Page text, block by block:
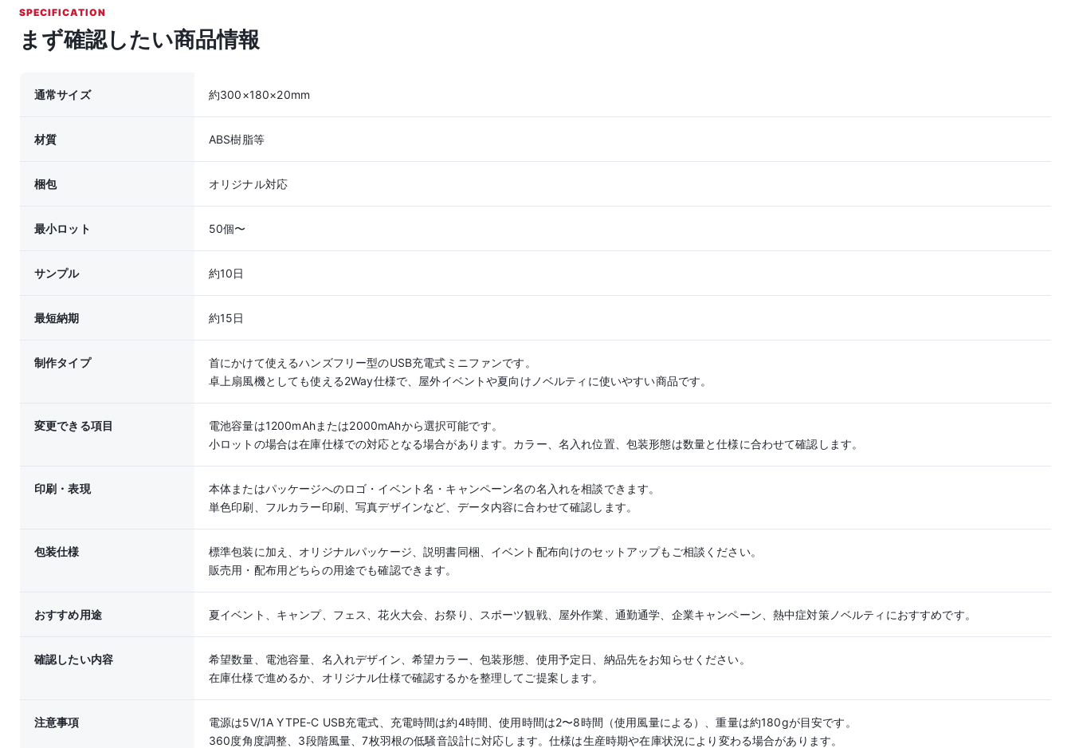
SPECIFICATION
まず確認したい商品情報
通常サイズ 約300×180×20mm
材質 ABS樹脂等
梱包 オリジナル対応
最小ロット 50個〜
サンプル 約10日
最短納期 約15日
制作タイプ
首にかけて使えるハンズフリー型のUSB充電式ミニファンです。
卓上扇風機としても使える2Way仕様で、屋外イベントや夏向けノベルティに使いやすい商品です。
変更できる項目
電池容量は1200mAhまたは2000mAhから選択可能です。
小ロットの場合は在庫仕様での対応となる場合があります。カラー、名入れ位置、包装形態は数量と仕様に合わせて確認します。
印刷・表現
本体またはパッケージへのロゴ・イベント名・キャンペーン名の名入れを相談できます。
単色印刷、フルカラー印刷、写真デザインなど、データ内容に合わせて確認します。
包装仕様
標準包装に加え、オリジナルパッケージ、説明書同梱、イベント配布向けのセットアップもご相談ください。
販売用・配布用どちらの用途でも確認できます。
おすすめ用途 夏イベント、キャンプ、フェス、花火大会、お祭り、スポーツ観戦、屋外作業、通勤通学、企業キャンペーン、熱中症対策ノベルティにおすすめです。
確認したい内容
希望数量、電池容量、名入れデザイン、希望カラー、包装形態、使用予定日、納品先をお知らせください。
在庫仕様で進めるか、オリジナル仕様で確認するかを整理してご提案します。
注意事項
電源は5V/1A YTPE-C USB充電式、充電時間は約4時間、使用時間は2〜8時間（使用風量による）、重量は約180gが目安です。
360度角度調整、3段階風量、7枚羽根の低騒音設計に対応します。仕様は生産時期や在庫状況により変わる場合があります。